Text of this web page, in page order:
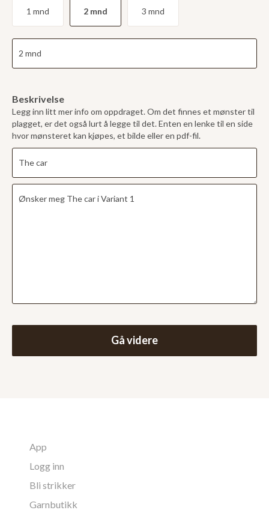
1 mnd 2 mnd 3 mnd
Beskrivelse
Legg inn litt mer info om oppdraget. Om det finnes et mønster til
plagget, er det også lurt å legge til det. Enten en lenke til en side
hvor mønsteret kan kjøpes, et bilde eller en pdf-fil.
Gå videre
App
Logg inn
Bli strikker
Garnbutikk